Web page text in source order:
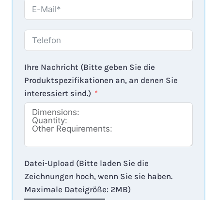
Ihre Nachricht (Bitte geben Sie die
Produktspezifikationen an, an denen Sie
interessiert sind.)
Datei-Upload (Bitte laden Sie die
Zeichnungen hoch, wenn Sie sie haben.
Maximale Dateigröße: 2MB)